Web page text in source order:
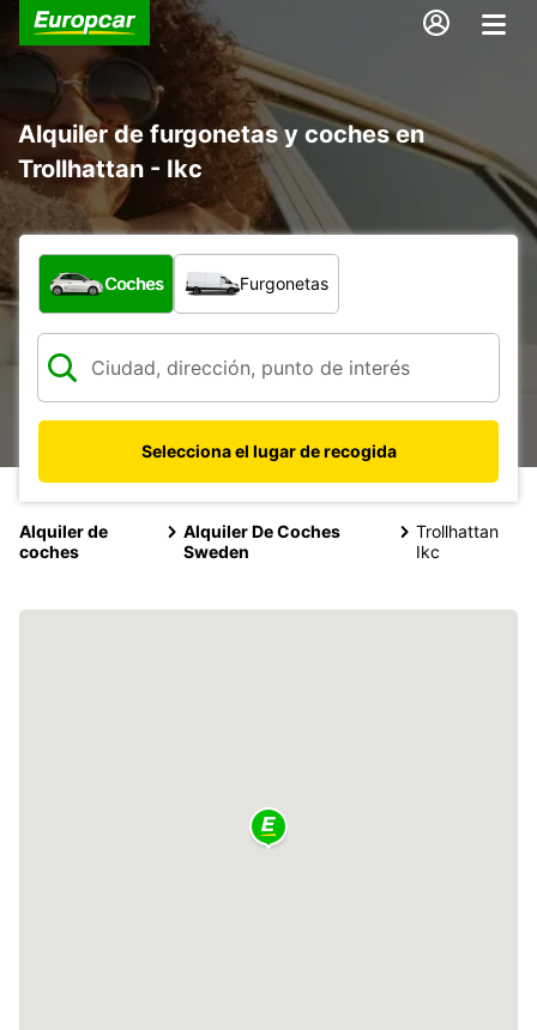
Alquiler de furgonetas y coches en
Trollhattan - Ikc
¿Qué tipo de vehículo?
Coches Furgonetas
Selecciona el lugar de recogida
Alquiler de
coches
Alquiler De Coches
Sweden
Trollhattan
Ikc